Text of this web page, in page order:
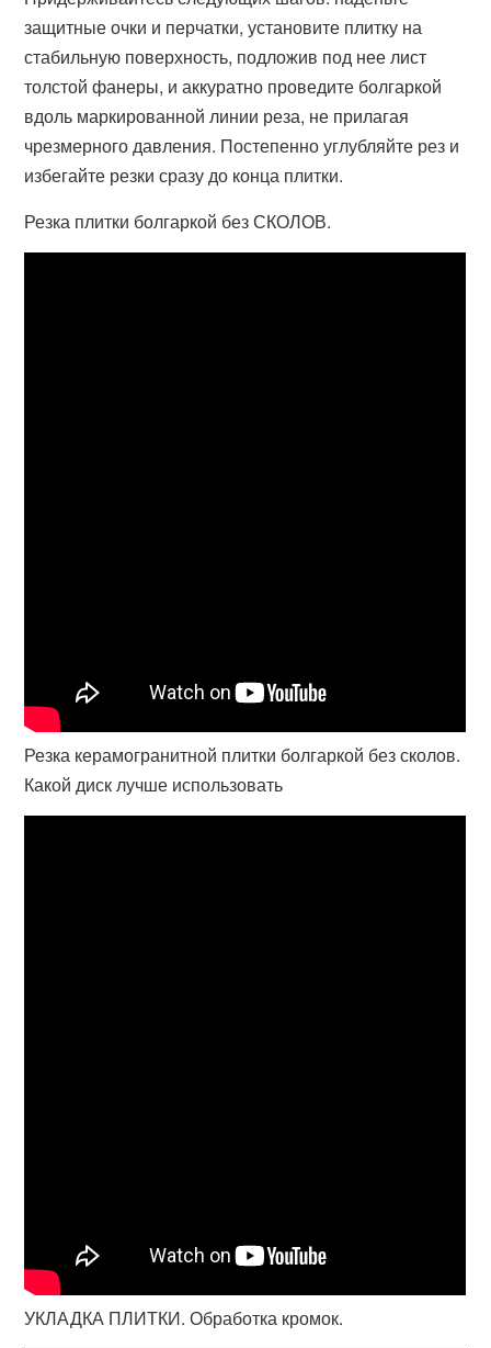
защитные очки и перчатки, установите плитку на
стабильную поверхность, подложив под нее лист
толстой фанеры, и аккуратно проведите болгаркой
вдоль маркированной линии реза, не прилагая
чрезмерного давления. Постепенно углубляйте рез и
избегайте резки сразу до конца плитки.
Резка плитки болгаркой без СКОЛОВ.
Резка керамогранитной плитки болгаркой без сколов.
Какой диск лучше использовать
УКЛАДКА ПЛИТКИ. Обработка кромок.